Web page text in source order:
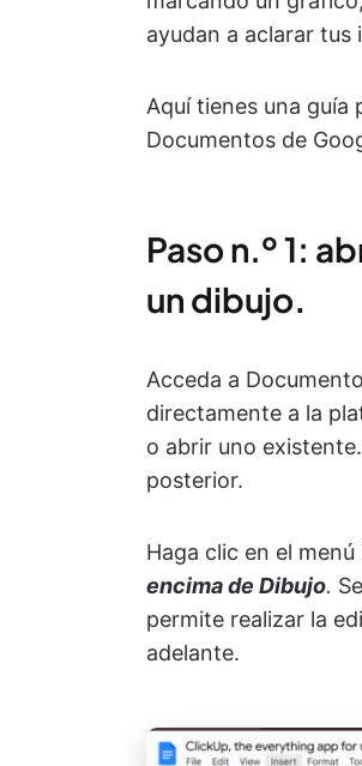
ayudan a aclarar tus
Aquí tienes una guía
Documentos de
Paso n.º 1:
un dibujo.
Acceda a
directamente a la
o abrir uno
posterior.
Haga clic en el menú
encima de Dibujo.
permite realizar la
adelante.